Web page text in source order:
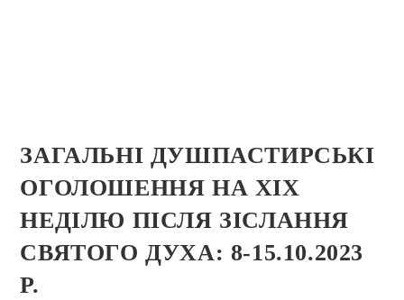
ЗАГАЛЬНІ ДУШПАСТИРСЬКІ
ОГОЛОШЕННЯ НА ХІХ
НЕДІЛЮ ПІСЛЯ ЗІСЛАННЯ
СВЯТОГО ДУХА: 8-15.10.2023
Р.